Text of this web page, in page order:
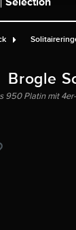
Brogle
950 Platin mit